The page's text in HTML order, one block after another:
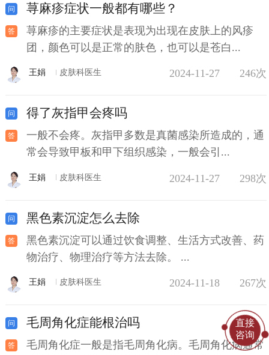
荨麻疹症状一般都有哪些？
荨麻疹的主要症状是表现为出现在皮肤上的风疹
团，颜色可以是正常的肤色，也可以是苍白...
王娟 皮肤科医生 2024-11-27 246次
得了灰指甲会疼吗
一般不会疼。灰指甲多数是真菌感染所造成的，通
常会导致甲板和甲下组织感染，一般会引...
王娟 皮肤科医生 2024-11-27 298次
黑色素沉淀怎么去除
黑色素沉淀可以通过饮食调整、生活方式改善、药
物治疗、物理治疗等方法去除。 ...
王娟 皮肤科医生 2024-11-18 267次
毛周角化症能根治吗
毛周角化症一般是指毛周角化病。毛周角化病通常
直接
咨询